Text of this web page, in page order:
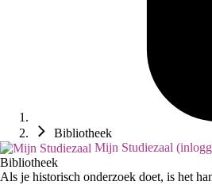
Bibliotheek
Mijn Studiezaal
Bibliotheek
Als je historisch onderzoek doet, is het